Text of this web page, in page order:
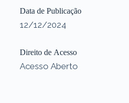
Data de Publicação
12/12/2024
Direito de Acesso
Acesso Aberto